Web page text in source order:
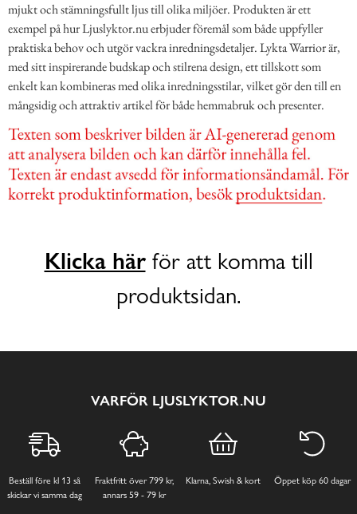
mjukt och stämningsfullt ljus till olika miljöer. Produkten är ett
exempel på hur Ljuslyktor.nu erbjuder föremål som både uppfyller
praktiska behov och utgör vackra inredningsdetaljer. Lykta Warrior är,
med sitt inspirerande budskap och stilrena design, ett tillskott som
enkelt kan kombineras med olika inredningsstilar, vilket gör den till en
mångsidig och attraktiv artikel för både hemmabruk och presenter.
Klicka härför att komma till
produktsidan.
VARFÖR LJUSLYKTOR.NU
Beställ före kl 13 så
skickar vi samma dag
Fraktfritt över 799 kr,
annars 59 - 79 kr
Klarna, Swish & kort Öppet köp 60 dagar